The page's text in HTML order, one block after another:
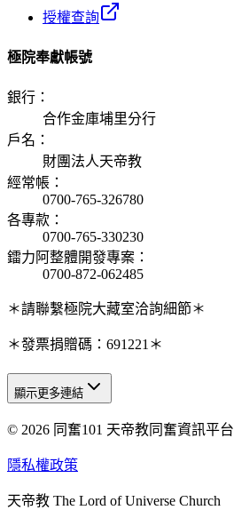
授權查詢
極院奉獻帳號
銀行 ：
合作金庫埔里分行
戶名 ：
財團法人天帝教
經常帳 ：
0700-765-326780
各專款 ：
0700-765-330230
鐳力阿整體開發專案 ：
0700-872-062485
＊請聯繫極院大藏室洽詢細節＊
＊發票捐贈碼：691221＊
天人研究總院
天人研究學院
天人炁功院
顯示更多連結
© 2026 同奮101 天帝教同奮資訊平台
隱私權政策
天帝教 The Lord of Universe Church